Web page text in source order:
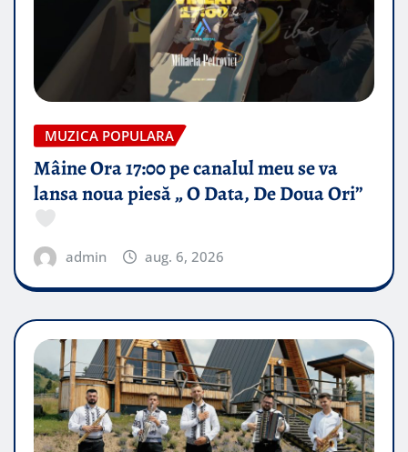
MUZICA POPULARA
Mâine Ora 17:00 pe canalul meu se va
lansa noua piesă „ O Data, De Doua Ori”
admin aug. 6, 2026